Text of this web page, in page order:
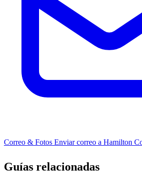
Correo & Fotos Enviar correo a Hamilton
Guías relacionadas